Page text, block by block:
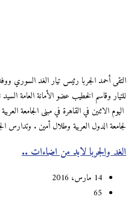
التقى أحمد الجربا رئيس تيار الغد السوري
للتيار وقاسم الخطيب عضو الأمانة العامة السيد
اليوم الاثنين في القاهرة في مبنى الجامعة
لجامعة الدول العربية وطلال أمين . وتدارس
الغد والجربا لابد من اضاءات ..
14 مارس، 2016
65